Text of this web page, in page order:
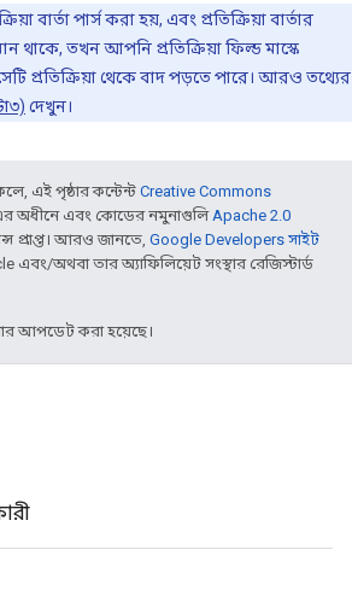
বার্তা পার্স করা হয়, এবং প্রতিক্রিয়া বার্তার
থাকে, তখন আপনি প্রতিক্রিয়া ফিল্ড মাস্কে
প্রতিক্রিয়া থেকে বাদ পড়তে পারে। আরও তথ্যের
দেখুন।
এই পৃষ্ঠার কন্টেন্ট Creative Commons
অধীনে এবং কোডের নমুনাগুলিApache 2.0
প্রাপ্ত। আরও জানতে, Google Developers সাইট
এবং/অথবা তার অ্যাফিলিয়েট সংস্থার রেজিস্টার্ড
আপডেট করা হয়েছে।